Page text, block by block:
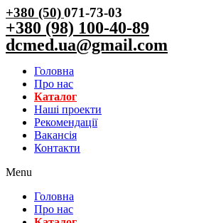
+380 (50)071-73-03
+380 (98) 100-40-89
dcmed.ua@gmail.com
Головна
Про нас
Каталог
Нашi проекти
Рекомендації
Вакансiя
Контакти
Menu
Головна
Про нас